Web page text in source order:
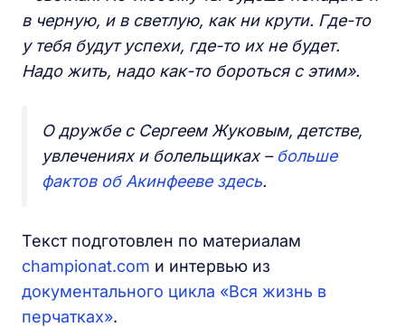
в черную, и в светлую, как ни крути. Где-то
у тебя будут успехи, где-то их не будет.
Надо жить, надо как-то бороться с этим».
О дружбе с Сергеем Жуковым, детстве,
увлечениях и болельщиках – больше
фактов об Акинфееве здесь.
Текст подготовлен по материалам
championat.com и интервью из
документального цикла «Вся жизнь в
перчатках».